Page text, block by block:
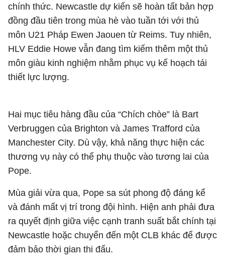
chính thức. Newcastle dự kiến sẽ hoàn tất bản hợp
đồng đầu tiên trong mùa hè vào tuần tới với thủ
môn U21 Pháp Ewen Jaouen từ Reims. Tuy nhiên,
HLV Eddie Howe vẫn đang tìm kiếm thêm một thủ
môn giàu kinh nghiệm nhằm phục vụ kế hoạch tái
thiết lực lượng.
Hai mục tiêu hàng đầu của “Chích chòe” là Bart
Verbruggen của Brighton và James Trafford của
Manchester City. Dù vậy, khả năng thực hiện các
thương vụ này có thể phụ thuộc vào tương lai của
Pope.
Mùa giải vừa qua, Pope sa sút phong độ đáng kể
và đánh mất vị trí trong đội hình. Hiện anh phải đưa
ra quyết định giữa việc cạnh tranh suất bắt chính tại
Newcastle hoặc chuyển đến một CLB khác để được
đảm bảo thời gian thi đấu.